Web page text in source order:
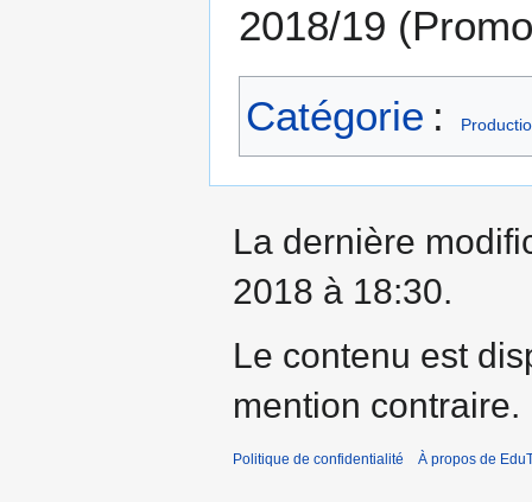
2018/19
Catégorie :
La dernière
2018 à 18:30.
Le contenu est
mention contraire.
Politique de confidentialité À propos de